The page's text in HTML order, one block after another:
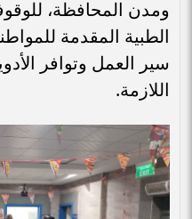
ومدن المحافظة،
الطبية المقدمة
سير العمل وتوافر
اللازمة.